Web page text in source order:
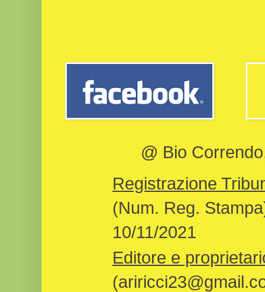
@ Bio
Registrazione
(Num. Reg.
10/11/2021
Editore e